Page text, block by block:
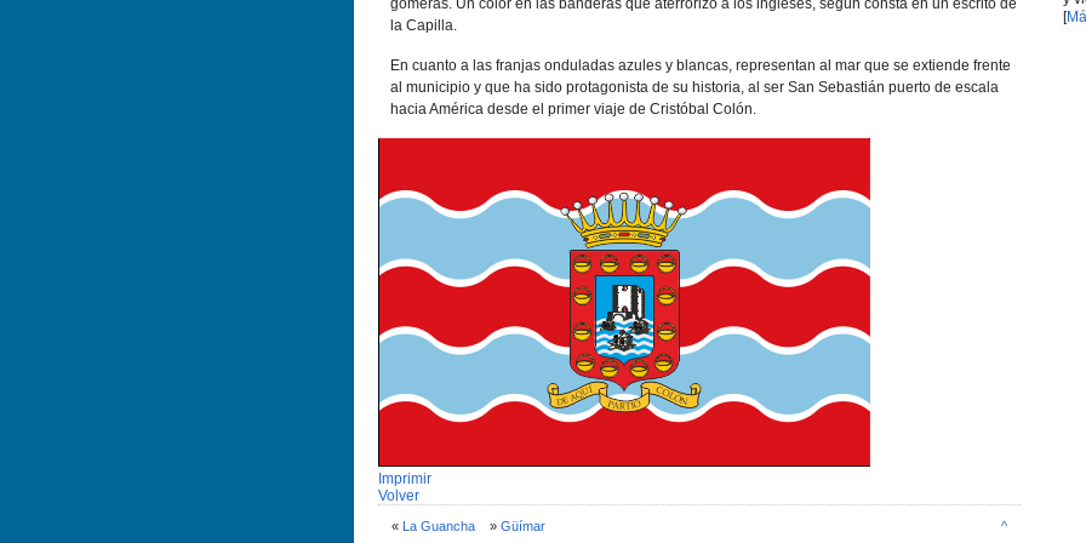
gomeras. Un color en las banderas que aterrorizó a los ingleses, según consta en un escrito de
la Capilla.
En cuanto a las franjas onduladas azules y blancas, representan al mar que se extiende frente
al municipio y que ha sido protagonista de su historia, al ser San Sebastián puerto de escala
hacia América desde el primer viaje de Cristóbal Colón.
Imprimir
Volver
« La Guancha» Güí­mar ^
[